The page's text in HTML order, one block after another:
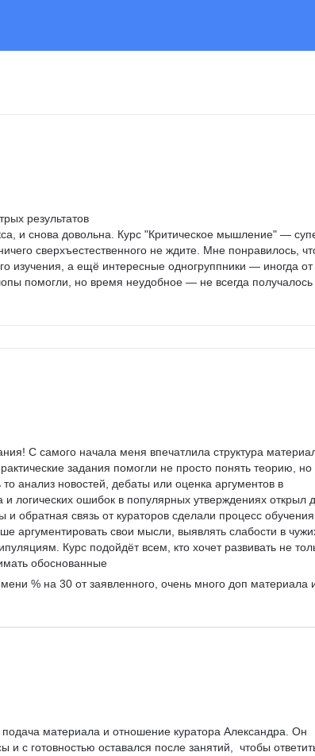
результатов
и снова довольна. Курс "Критическое мышление" —
сверхъестественного не ждите. Мне понравилось,
изучения, а ещё интересные одногруппники — иногда от
помогли, но время неудобное — не всегда получалось
С самого начала меня впечатлила структура
задания помогли не просто понять теорию, но
анализ новостей, дебаты или оценка аргументов в
логических ошибок в популярных утверждениях открыл
обратная связь от кураторов сделали процесс обучения
аргументировать свои мысли, выявлять слабости в
Курс подойдёт всем, кто хочет развивать не
обоснованные
% на 30 от заявленного, очень много доп материала
материала и отношение куратора Александра. Он
с готовностью оставался после занятий,  чтобы